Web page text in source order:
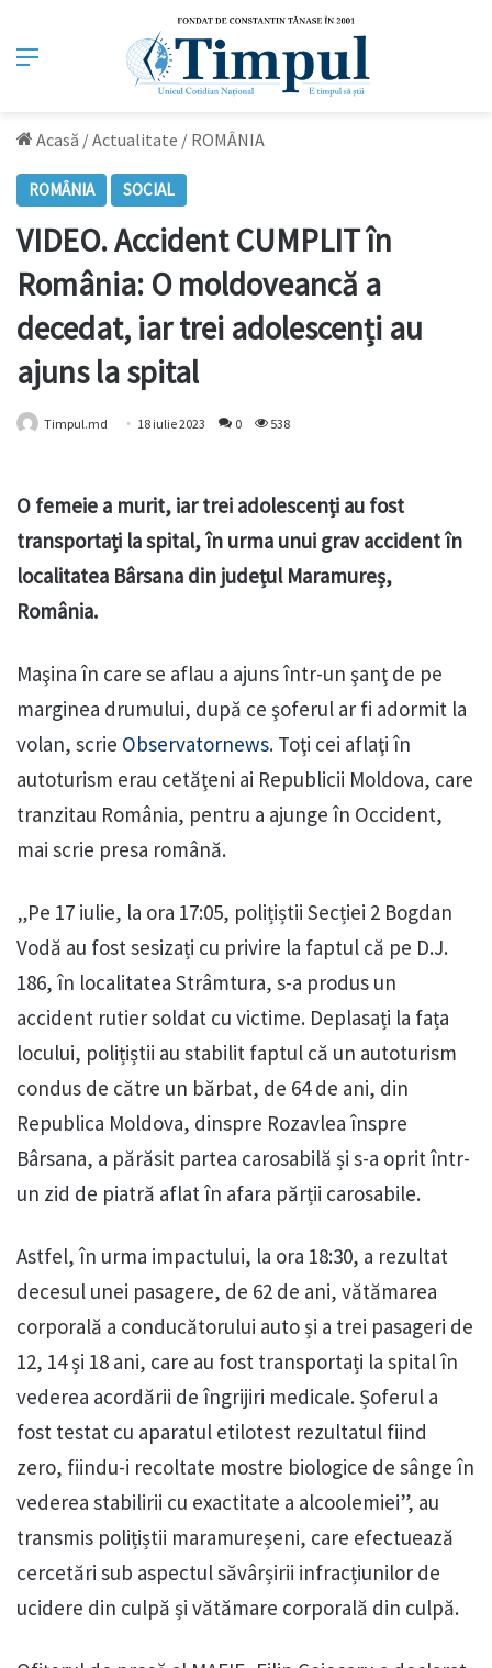
Meniu
Acasă /Actualitate / ROMÂNIA
ROMÂNIA SOCIAL
VIDEO. Accident CUMPLIT în
România: O moldoveancă a
decedat, iar trei adolescenți au
ajuns la spital
Timpul.md 18 iulie 2023 0 538
O femeie a murit, iar trei adolescenți au fost
transportați la spital, în urma unui grav accident în
localitatea Bârsana din județul Maramureș,
România.
Maşina în care se aflau a ajuns într-un şanţ de pe
marginea drumului, după ce şoferul ar fi adormit la
volan, scrie Observatornews. Toţi cei aflaţi în
autoturism erau cetăţeni ai Republicii Moldova, care
tranzitau România, pentru a ajunge în Occident,
mai scrie presa română.
„Pe 17 iulie, la ora 17:05, polițiștii Secției 2 Bogdan
Vodă au fost sesizați cu privire la faptul că pe D.J.
186, în localitatea Strâmtura, s-a produs un
accident rutier soldat cu victime. Deplasați la fața
locului, polițiștii au stabilit faptul că un autoturism
condus de către un bărbat, de 64 de ani, din
Republica Moldova, dinspre Rozavlea înspre
Bârsana, a părăsit partea carosabilă și s-a oprit într-
un zid de piatră aflat în afara părții carosabile.
Astfel, în urma impactului, la ora 18:30, a rezultat
decesul unei pasagere, de 62 de ani, vătămarea
corporală a conducătorului auto și a trei pasageri de
12, 14 și 18 ani, care au fost transportați la spital în
vederea acordării de îngrijiri medicale. Șoferul a
fost testat cu aparatul etilotest rezultatul fiind
zero, fiindu-i recoltate mostre biologice de sânge în
vederea stabilirii cu exactitate a alcoolemiei”, au
transmis polițiștii maramureșeni, care efectuează
cercetări sub aspectul săvârșirii infracțiunilor de
ucidere din culpă și vătămare corporală din culpă.